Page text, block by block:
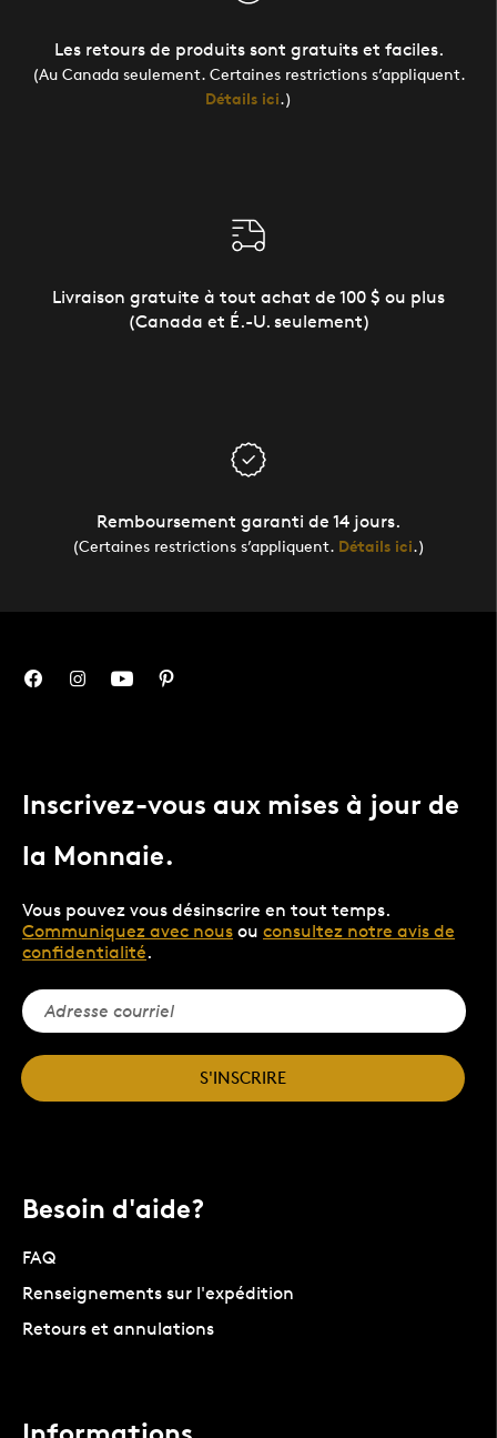
Les retours de produits sont gratuits et faciles.
(Au Canada seulement. Certaines restrictions s’appliquent.
Détails ici.)
Livraison gratuite à tout achat de 100 $ ou plus
(Canada et É.-U. seulement)
Remboursement garanti de 14 jours.
(Certaines restrictions s’appliquent. Détails ici.)
Inscrivez-vous aux mises à jour de
la Monnaie.
Vous pouvez vous désinscrire en tout temps.
Communiquez avec nous ou consultez notre avis de
confidentialité.
S'INSCRIRE
Besoin d'aide?
FAQ
Renseignements sur l'expédition
Retours et annulations